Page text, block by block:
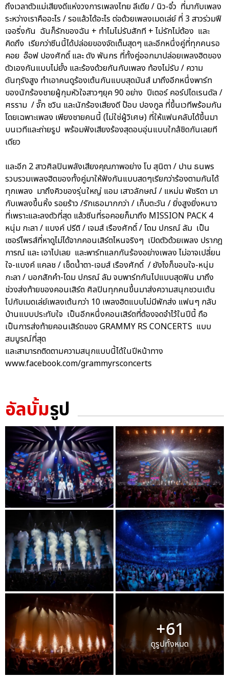
ถึงเวลาตัวแม่เสียงดีแห่งวงการเพลงไทย ลีเดีย / นิว-จิ๋ว ที่มากับเพลง
ระหว่างเราคืออะไร / รอแล้วได้อะไร ต่อด้วยเพลงเมดเล่ย์ ที่ 3 สาวร่วมฟี
เจอริ่งกัน ฉันก็รักของฉัน + ทำไมไม่รับสักที + ไม่รักไม่ต้อง และ
คิดถึง เรียกว่าซีนนี้ได้ปล่อยของจัดเต็มสุดๆ และอีกหนึ่งคู่ที่ทุกคนรอ
คอย อ๊อฟ ปองศักดิ์ และ ดัง พันกร ที่ทั้งคู่ออกมาปล่อยเพลงฮิตของ
ตัวเองกันแบบไม่ยั้ง และร้องด้วยกันกับเพลง ท้องไม่รับ / ความ
ดันทุรังสูง ทำเอาคนดูร้องเต้นกันแบบสุดมันส์ มาถึงอีกหนึ่งพาร์ท
ของนักร้องชายผู้กุมหัวใจสาวๆยุค 90 อย่าง ปีเตอร์ คอร์ปไดเรนดัล /
ศรราม / จั๊ก ชวิน และนักร้องเสียงดี ป๊อบ ปองกูล ที่ขึ้นเวทีพร้อมกัน
โดยเฉพาะเพลง เพียงชายคนนี้ (ไม่ใช่ผู้วิเศษ) ที่ให้แฟนคลับได้ขึ้นมา
บนเวทีและถ่ายรูป พร้อมฟังเสียงร้องสุดอบอุ่นแบบใกล้ชิดกันเลยที
เดียว
และอีก 2 สาวศิลปินพลังเสียงคุณภาพอย่าง โบ สุนิตา / ปาน ธนพร
รวบรวมเพลงฮิตของทั้งคู่มาให้ฟังกันแบบสดๆเรียกว่าร้องตามกันได้
ทุกเพลง มาถึงคิวของรุ่นใหญ่ แอม เสาวลักษณ์ / แหม่ม พัชริดา มา
กับเพลงขึ้นหิ้ง รอยร้าว /รักเธอมากกว่า / เก็บตะวัน / ยิ่งสูงยิ่งหนาว
ที่เพราะและลงตัวที่สุด แล้วซีนที่รอคอยก็มาถึง MISSION PACK 4
หนุ่ม กะลา / แบงค์ ปรีติ / เจมส์ เรืองศักดิ์ / โดม ปกรณ์ ลัม เป็น
เซอร์ไพรส์ที่หาดูไม่ได้จากคอนเสิร์ตไหนจริงๆ เปิดตัวด้วยเพลง ปรากฎ
การณ์ และ เอาไปเลย และพาร์ทแลกกันร้องอย่างเพลง ไม่อาจเปลี่ยน
ใจ-แบงค์ แคลช / เช็ดน้ำตา-เจมส์ เรืองศักดิ์ / ยังไงก็ขอบใจ-หนุ่ม
กะลา / บอกสักคำ-โดม ปกรณ์ ลัม จบพาร์ทกันไปแบบสุดฟิน มาถึง
ช่วงส่งท้ายของคอนเสิร์ต ศิลปินทุกคนขึ้นมาส่งความสนุกชวนเต้น
ไปกับเมดเล่ย์เพลงเต้นกว่า 10 เพลงฮิตแบบไม่มีพักส่ง แฟนๆ กลับ
บ้านแบบประทับใจ เป็นอีกหนึ่งคอนเสิร์ตที่ต้องจดจำไว้ในปีนี้ ถือ
เป็นการส่งท้ายคอนเสิร์ตของ GRAMMY RS CONCERTS แบบ
สมบูรณ์ที่สุด
และสามารถติดตามความสนุกแบบนี้ได้ในปีหน้าทาง
www.facebook.com/grammyrsconcerts
อัลบั้มรูป
+61
ดูรูปทั้งหมด